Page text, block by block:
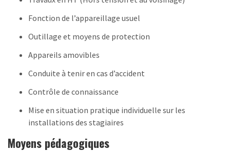
Fonction de l’appareillage usuel
Outillage et moyens de protection
Appareils amovibles
Conduite à tenir en cas d’accident
Contrôle de connaissance
Mise en situation pratique individuelle sur les
installations des stagiaires
Moyens pédagogiques